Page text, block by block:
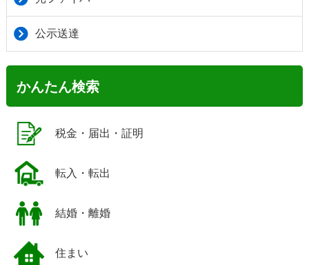
公示送達
かんたん検索
税金・届出・証明
転入・転出
結婚・離婚
住まい